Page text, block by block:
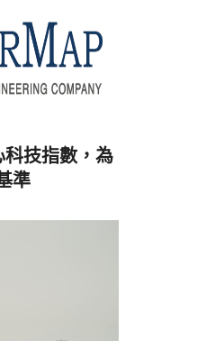
技指數，為
準